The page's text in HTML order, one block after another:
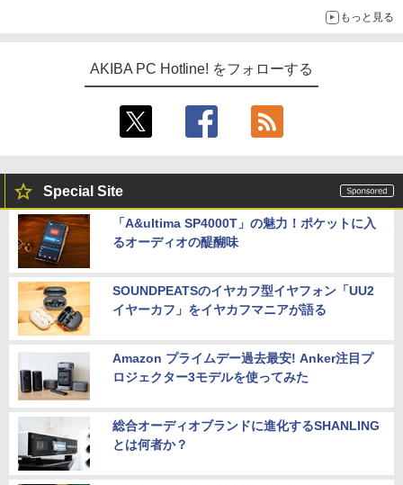
もっと見る
AKIBA PC Hotline! をフォローする
Special Site
「A&ultima SP4000T」の魅力！ポケットに入
るオーディオの醍醐味
SOUNDPEATSのイヤカフ型イヤフォン「UU2
イヤーカフ」をイヤカフマニアが語る
Amazon プライムデー過去最安! Anker注目プ
ロジェクター3モデルを使ってみた
総合オーディオブランドに進化するSHANLING
とは何者か？